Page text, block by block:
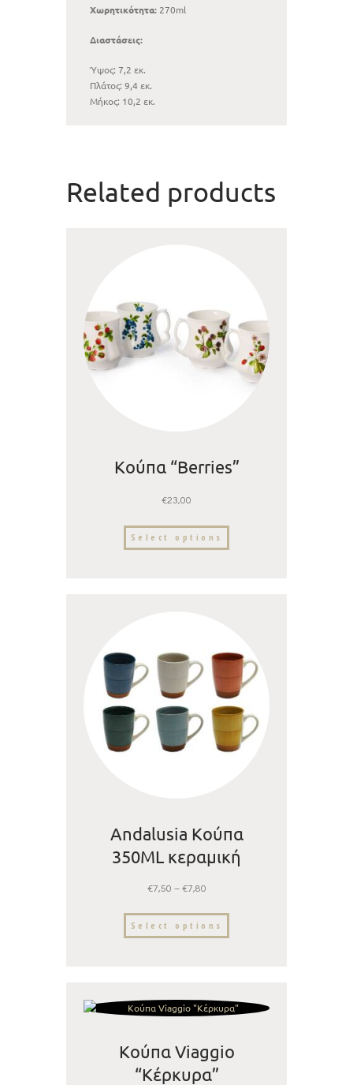
Χωρητικότητα: 270ml
Διαστάσεις:
Ύψος: 7,2 εκ.
Πλάτος: 9,4 εκ.
Μήκος: 10,2 εκ.
Related products
Κούπα “Berries”
€23,00
Select options
Andalusia Κούπα
350ML κεραμική
€7,50 – €7,80
Select options
Κούπα Viaggio
“Κέρκυρα”